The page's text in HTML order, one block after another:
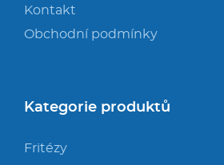
Kontakt
Obchodní podmínky
Kategorie produktů
Fritézy